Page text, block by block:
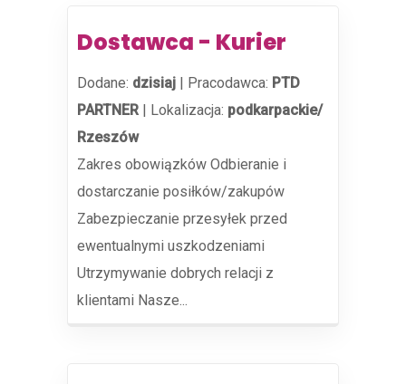
Dostawca - Kurier
Dodane: dzisiaj | Pracodawca: PTD
PARTNER | Lokalizacja: podkarpackie/
Rzeszów
Zakres obowiązków Odbieranie i
dostarczanie posiłków/zakupów
Zabezpieczanie przesyłek przed
ewentualnymi uszkodzeniami
Utrzymywanie dobrych relacji z
klientami Nasze...